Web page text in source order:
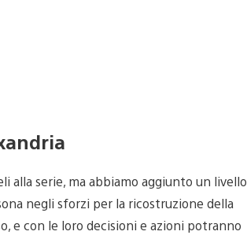
alla serie, ma abbiamo aggiunto un livello
negli sforzi per la ricostruzione della
e con le loro decisioni e azioni potranno